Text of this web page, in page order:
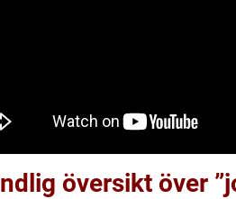
översikt över